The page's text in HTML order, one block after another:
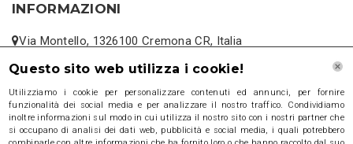
INFORMAZIONI
Via Montello, 1326100 Cremona CR, Italia
Cel: +39 3313517675
www.impiantiidraulicicremona.it
micheles1972@gmail.com
Questo sito web utilizza i cookie!
Utilizziamo i cookie per personalizzare contenuti ed annunci, per fornire
funzionalità dei social media e per analizzare il nostro traffico. Condividiamo
inoltre informazioni sul modo in cui utilizza il nostro sito con i nostri partner che
si occupano di analisi dei dati web, pubblicità e social media, i quali potrebbero